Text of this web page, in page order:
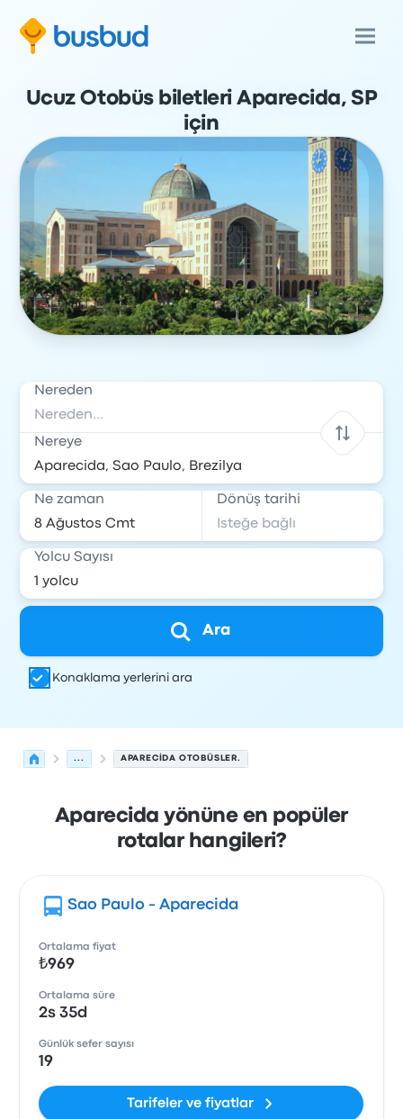
Ucuz Otobüs biletleri Aparecida, SP
için
Nereden
Nereye
Ne zaman Dönüş tarihi
Yolcu Sayısı
Ara
Konaklama yerlerini ara
... APARECIDA OTOBÜSLER.
Aparecida yönüne en popüler
rotalar hangileri?
Sao Paulo - Aparecida
Ortalama fiyat
₺969
Ortalama süre
2s 35d
Günlük sefer sayısı
19
Tarifeler ve fiyatlar